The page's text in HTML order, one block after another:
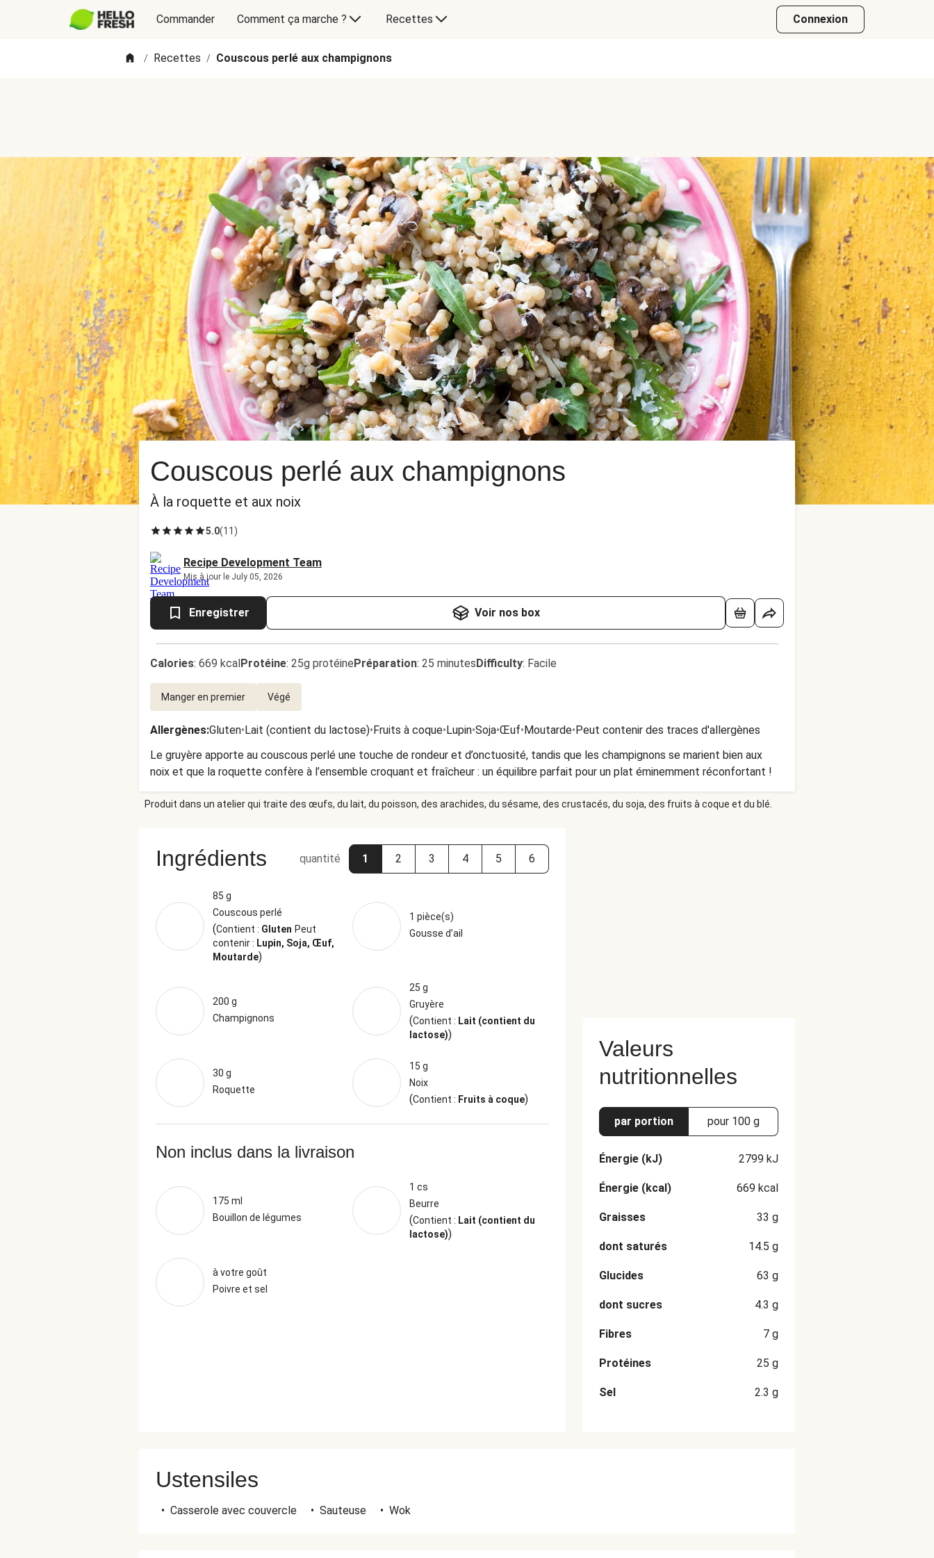
Commander Comment ça marche ? Recettes Connexion
/ Recettes / Couscous perlé aux champignons
Couscous perlé aux champignons
À la roquette et aux noix
5.0(11 )
Recipe Development Team
Mis à jour le July 05, 2026
Enregistrer Voir nos box
Calories: 669 kcalProtéine: 25g protéinePréparation: 25 minutesDifficulty: Facile
Manger en premier Végé
Allergènes:Gluten•Lait (contient du lactose)•Fruits à coque•Lupin•Soja•Œuf•Moutarde•Peut contenir des traces d'allergènes
Le gruyère apporte au couscous perlé une touche de rondeur et d’onctuosité, tandis que les champignons se marient bien aux
noix et que la roquette confère à l’ensemble croquant et fraîcheur : un équilibre parfait pour un plat éminemment réconfortant !
Produit dans un atelier qui traite des œufs, du lait, du poisson, des arachides, du sésame, des crustacés, du soja, des fruits à coque et du blé.
Ingrédients quantité 1 2 3 4 5 6
85 g
Couscous perlé
(Contient : Gluten Peut
contenir : Lupin, Soja, Œuf,
Moutarde)
1 pièce(s)
Gousse d’ail
200 g
Champignons
25 g
Gruyère
(Contient : Lait (contient du
lactose))
30 g
Roquette
15 g
Noix
(Contient : Fruits à coque)
Non inclus dans la livraison
175 ml
Bouillon de légumes
1 cs
Beurre
(Contient : Lait (contient du
lactose))
à votre goût
Poivre et sel
Valeurs
nutritionnelles
par portion pour 100 g
Énergie (kJ) 2799 kJ
Énergie (kcal) 669 kcal
Graisses 33 g
dont saturés 14.5 g
Glucides 63 g
dont sucres 4.3 g
Fibres 7 g
Protéines 25 g
Sel 2.3 g
Ustensiles
• Casserole avec couvercle • Sauteuse • Wok